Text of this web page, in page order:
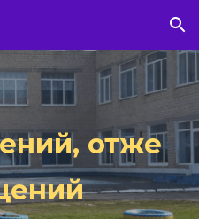
Skip to navigation
отже